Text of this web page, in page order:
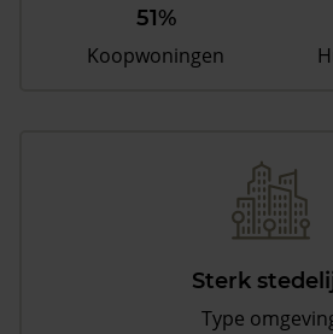
51%
Koopwoningen
Sterk
Type